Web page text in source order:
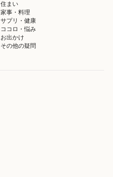
住まい
家事・料理
サプリ・健康
ココロ・悩み
お出かけ
その他の疑問